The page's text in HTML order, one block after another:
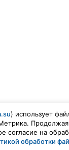
) использует
Продолжая
согласие на
обработки